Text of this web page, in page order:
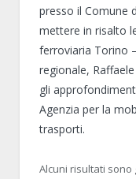
presso il Comune
mettere in risalto
ferroviaria Torino
regionale,
gli
Agenzia per la
trasporti.
Alcuni risultati